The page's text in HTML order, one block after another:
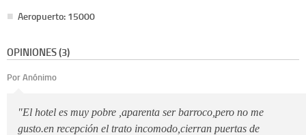
Aeropuerto: 15000
OPINIONES (3)
Por Anónimo
"El hotel es muy pobre ,aparenta ser barroco,pero no me
gusto.en recepción el trato incomodo,cierran puertas de